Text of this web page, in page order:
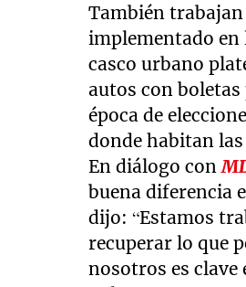
También trabajan
implementado en
casco urbano
autos con
época de
donde habitan
En diálogo con
buena diferencia
dijo: “Estamos
recuperar lo que
nosotros es clave